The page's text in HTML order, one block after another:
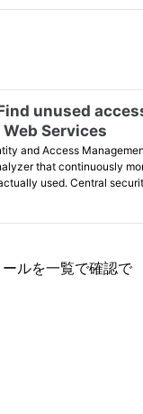
ルを一覧で確認で